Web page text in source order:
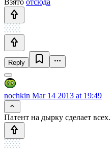
Reply
nochkin Mar 14 2013 at 19:49
Патент на дырку сделает всех.